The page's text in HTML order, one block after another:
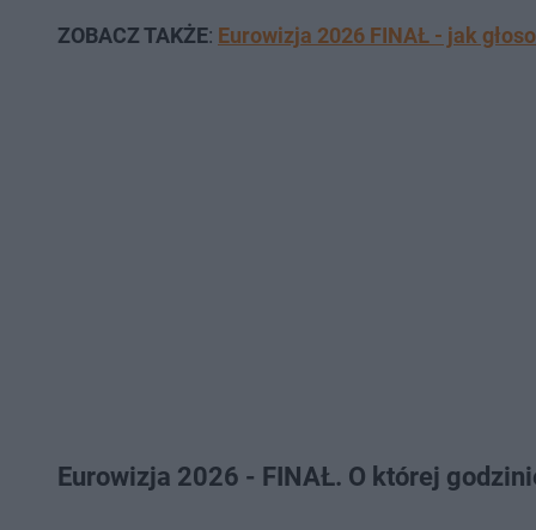
ZOBACZ TAKŻE: Eurowizja 2026 FINAŁ - jak
Eurowizja 2026 - FINAŁ. O której